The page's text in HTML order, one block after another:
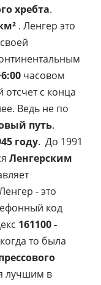
хребта.
. Ленгер это
часовом
отсчет с конца
Ведь не по
путь.
году. До 1991
Ленгерским
- это
код
161100 -
то была
лучшим в